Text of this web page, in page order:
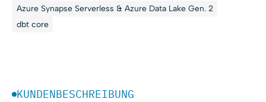
Azure Synapse Serverless & Azure Data Lake Gen. 2
dbt core
KUNDENBESCHREIBUNG